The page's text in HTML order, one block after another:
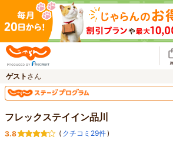
ゲスト さん
フレックステイイン品川
3.8 ( クチコミ29件)